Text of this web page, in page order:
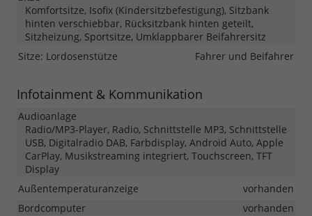
Komfortsitze, Isofix (Kindersitzbefestigung), Sitzbank
hinten verschiebbar, Rücksitzbank hinten geteilt,
Sitzheizung, Sportsitze, Umklappbarer Beifahrersitz
Sitze: Lordosenstütze
Fahrer und Beifahrer
Infotainment & Kommunikation
Audioanlage
Radio/MP3-Player, Radio, Schnittstelle MP3, Schnittstelle
USB, Digitalradio DAB, Farbdisplay, Android Auto, Apple
CarPlay, Musikstreaming integriert, Touchscreen, TFT
Display
Außentemperaturanzeige
vorhanden
Bordcomputer
vorhanden